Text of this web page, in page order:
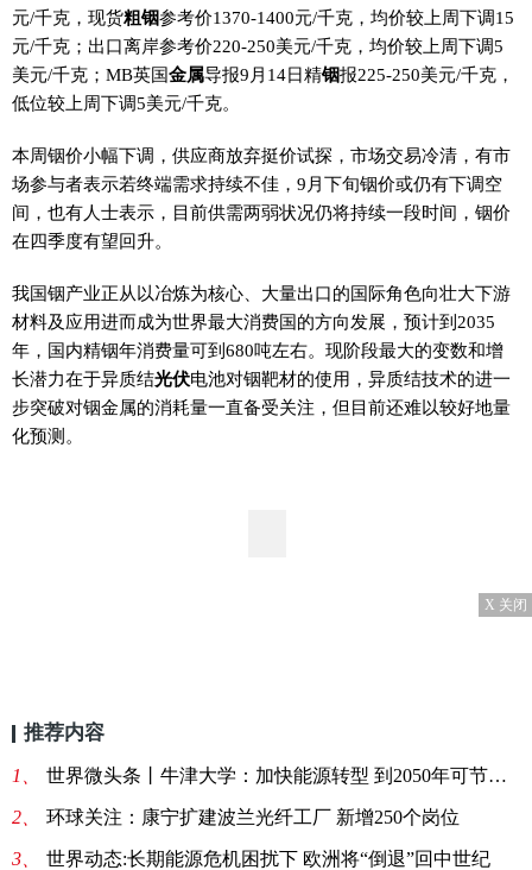
元/千克，现货粗铟参考价1370-1400元/千克，均价较上周下调15
元/千克；出口离岸参考价220-250美元/千克，均价较上周下调5
美元/千克；MB英国金属导报9月14日精铟报225-250美元/千克，
低位较上周下调5美元/千克。
本周铟价小幅下调，供应商放弃挺价试探，市场交易冷清，有市
场参与者表示若终端需求持续不佳，9月下旬铟价或仍有下调空
间，也有人士表示，目前供需两弱状况仍将持续一段时间，铟价
在四季度有望回升。
我国铟产业正从以冶炼为核心、大量出口的国际角色向壮大下游
材料及应用进而成为世界最大消费国的方向发展，预计到2035
年，国内精铟年消费量可到680吨左右。现阶段最大的变数和增
长潜力在于异质结光伏电池对铟靶材的使用，异质结技术的进一
步突破对铟金属的消耗量一直备受关注，但目前还难以较好地量
化预测。
X 关闭
推荐内容
1、 世界微头条丨牛津大学：加快能源转型 到2050年可节省12万亿美元
2、 环球关注：康宁扩建波兰光纤工厂 新增250个岗位
3、 世界动态:长期能源危机困扰下 欧洲将“倒退”回中世纪